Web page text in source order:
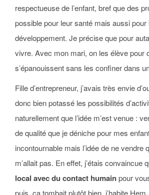
respectueuse de l’enfant, bref que des
possible pour leur santé mais aussi pour
développement. Je précise que pour
vivre. Avec mon mari, on les élève pour
s’épanouissent sans les confiner dans
Fille d’entrepreneur, j’avais très envie
donc bien potassé les possibilités
naturellement que l’idée m’est venue :
de qualité que je déniche pour mes
incontournable mais l’idée de ne vendre
m’allait pas. En effet, j’étais convaincue
local avec du contact humainpour